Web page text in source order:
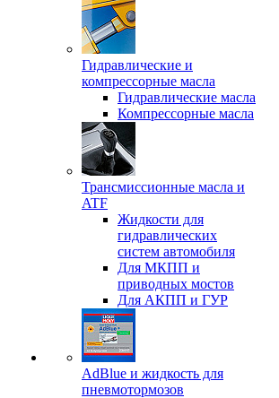
Гидравлические и
компрессорные масла
Гидравлические масла
Компрессорные масла
Трансмиссионные масла и
ATF
Жидкости для
гидравлических
систем автомобиля
Для МКПП и
приводных мостов
Для АКПП и ГУР
AdBlue и жидкость для
пневмотормозов